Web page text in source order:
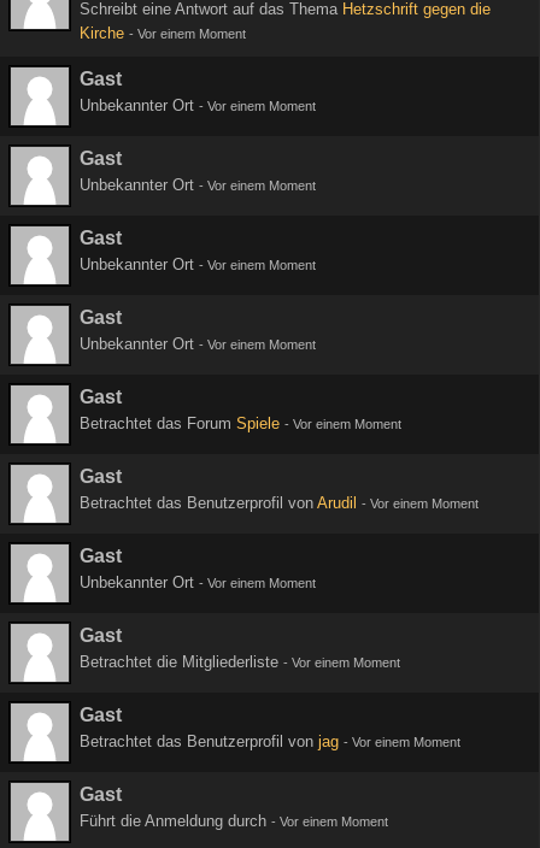
Schreibt eine Antwort auf das Thema Hetzschrift gegen die
Kirche - Vor einem Moment
Gast
Unbekannter Ort - Vor einem Moment
Gast
Unbekannter Ort - Vor einem Moment
Gast
Unbekannter Ort - Vor einem Moment
Gast
Unbekannter Ort - Vor einem Moment
Gast
Betrachtet das Forum Spiele - Vor einem Moment
Gast
Betrachtet das Benutzerprofil von Arudil - Vor einem Moment
Gast
Unbekannter Ort - Vor einem Moment
Gast
Betrachtet die Mitgliederliste - Vor einem Moment
Gast
Betrachtet das Benutzerprofil von jag - Vor einem Moment
Gast
Führt die Anmeldung durch - Vor einem Moment